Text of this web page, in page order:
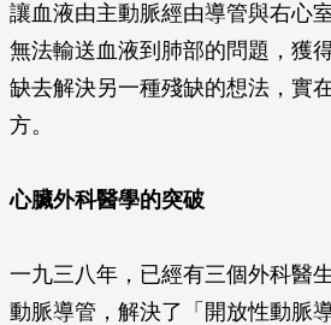
讓血液由主動脈經由導管與右心
無法輸送血液到肺部的問題，獲
缺去解決另一種殘缺的想法，實
方。
心臟外科醫學的突破
一九三八年，已經有三個外科醫
動脈導管，解決了「開放性動脈